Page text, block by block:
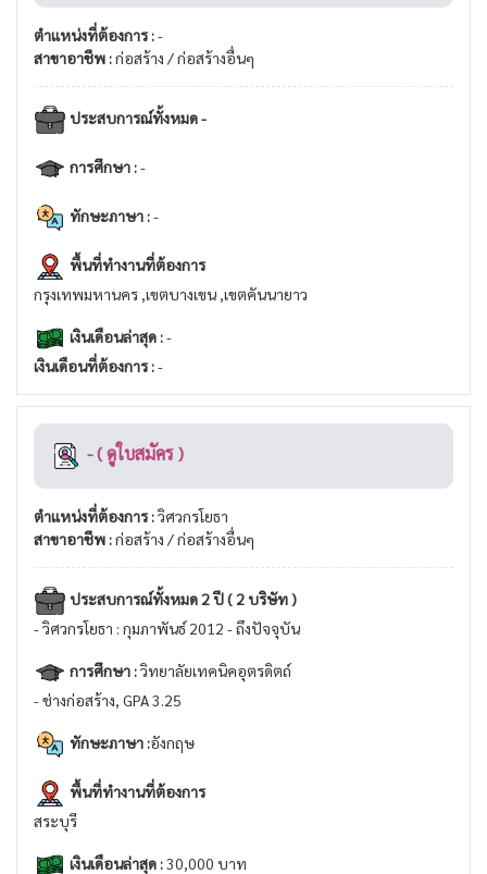
ตำแหน่งที่ต้องการ :-
สาขาอาชีพ :ก่อสร้าง / ก่อสร้างอื่นๆ
ประสบการณ์ทั้งหมด -
การศึกษา :-
ทักษะภาษา :-
พื้นที่ทำงานที่ต้องการ
กรุงเทพมหานคร ,เขตบางเขน ,เขตคันนายาว
เงินเดือนล่าสุด :-
เงินเดือนที่ต้องการ :-
- ( ดูใบสมัคร )
ตำแหน่งที่ต้องการ :วิศวกรโยธา
สาขาอาชีพ :ก่อสร้าง / ก่อสร้างอื่นๆ
ประสบการณ์ทั้งหมด 2 ปี ( 2 บริษัท )
- วิศวกรโยธา : กุมภาพันธ์ 2012 - ถึงปัจจุบัน
การศึกษา :วิทยาลัยเทคนิคอุตรดิตถ์
- ช่างก่อสร้าง, GPA 3.25
ทักษะภาษา :อังกฤษ
พื้นที่ทำงานที่ต้องการ
สระบุรี
เงินเดือนล่าสุด :30,000 บาท